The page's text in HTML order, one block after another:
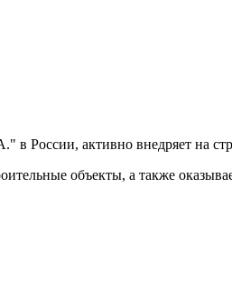
в России, активно внедряет на
объекты, а также